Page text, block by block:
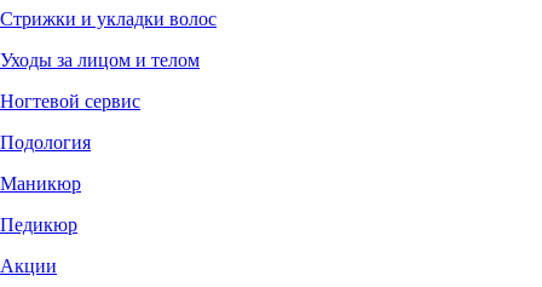
Стрижки и укладки волос
Уходы за лицом и телом
Ногтевой сервис
Подология
Маникюр
Педикюр
Акции